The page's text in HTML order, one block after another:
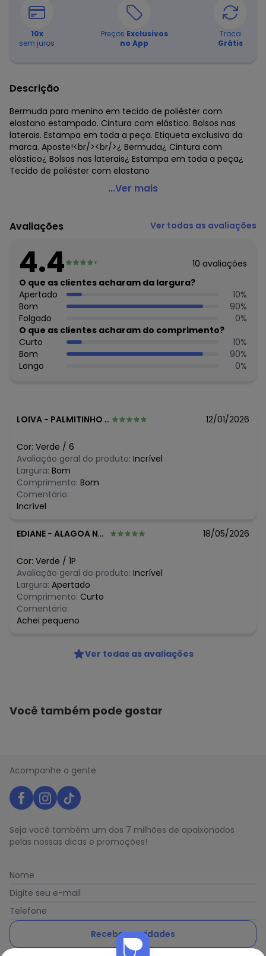
10x
sem juros
Preços Exclusivos
no App
Troca
Grátis
Descrição
Bermuda para menino em tecido de poliéster com
elastano estampado. Cintura com elástico. Bolsos nas
laterais. Estampa em toda a peça. Etiqueta exclusiva da
marca. Aposte!<br/><br/>¿ Bermuda¿ Cintura com
elástico¿ Bolsos nas laterais¿ Estampa em toda a peça¿
Tecido de poliéster com elastano
Marisol - Bermuda Infantil Masculina Verde
Modelagem: Ampla
Comprimento: Curto
Fornecedor: MARISOL VESTUARIO S.A. / CNPJ
20.454.870/0015-4
Feito: Brasil
Cuidados para conservação do produto: NÃO ALVEJAR, NÃO
LAVAR A SECO, NÃO SECAR EM TAMBOR
Tecido: Sintético
Composição: Bermuda poliester 92% elastano 8%
Histórico de preços
O preço apresentado abaixo é o menor oferecido em
junho/2026 N/D*
abril/2026
março/2026
fevereiro/2026
...Ver mais
Avaliações Ver todas as avaliações
4.4 10 avaliações
O que as clientes acharam da largura?
Apertado
10%
Bom
90%
Folgado
0%
O que as clientes acharam do comprimento?
Curto
10%
Bom
90%
Longo
0%
LOIVA - PALMITINHO - RS 12/01/2026
Cor: Verde / 6
Avaliação geral do produto: Incrível
Largura: Bom
Comprimento: Bom
Comentário:
Incrível
EDIANE - ALAGOA NOVA - PB 18/05/2026
Cor: Verde / 1P
Avaliação geral do produto: Incrível
Largura: Apertado
Comprimento: Curto
Comentário:
Achei pequeno
Ver todas as avaliações
Você também pode gostar
Acompanhe a gente
Seja você também um dos 7 milhões de apaixonados
pelas nossas dicas e promoções!
Nome
Digite seu e-mail
Telefone
Receber novidades